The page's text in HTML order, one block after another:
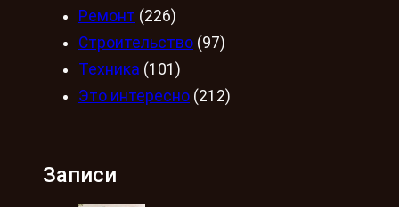
Ремонт (226)
Строительство (97)
Техника (101)
Это интересно (212)
Записи